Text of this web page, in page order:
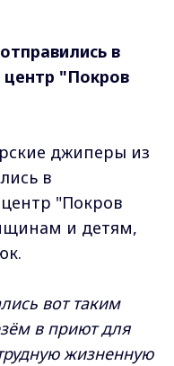
в
центр "Покров
джиперы из
в
"Покров
и детям,
вот таким
в приют для
жизненную